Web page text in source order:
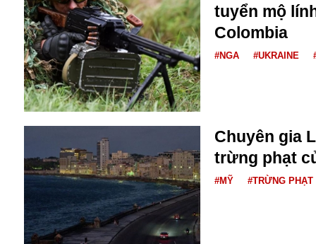
Chính trị
Công nghệ
Chuyện hay
Chuyện lạ
Cuộc sống quanh ta
Casino
Chiến tranh thương mại
Chi hội phụ nữ TTTM Mátxcơva
Chợ Vòm
Cảnh sát
Cao tốc
Canada
tuyển mộ
Colombia
#NGA #UKRAINE
Chuyên gia
trừng phạt
#MỸ #TRỪNG PHẠT